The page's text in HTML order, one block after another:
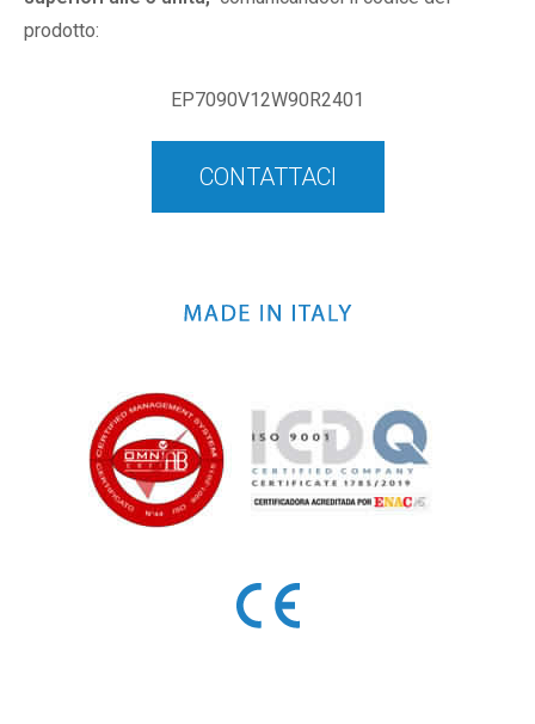
prodotto:
EP7090V12W90R2401
CONTATTACI